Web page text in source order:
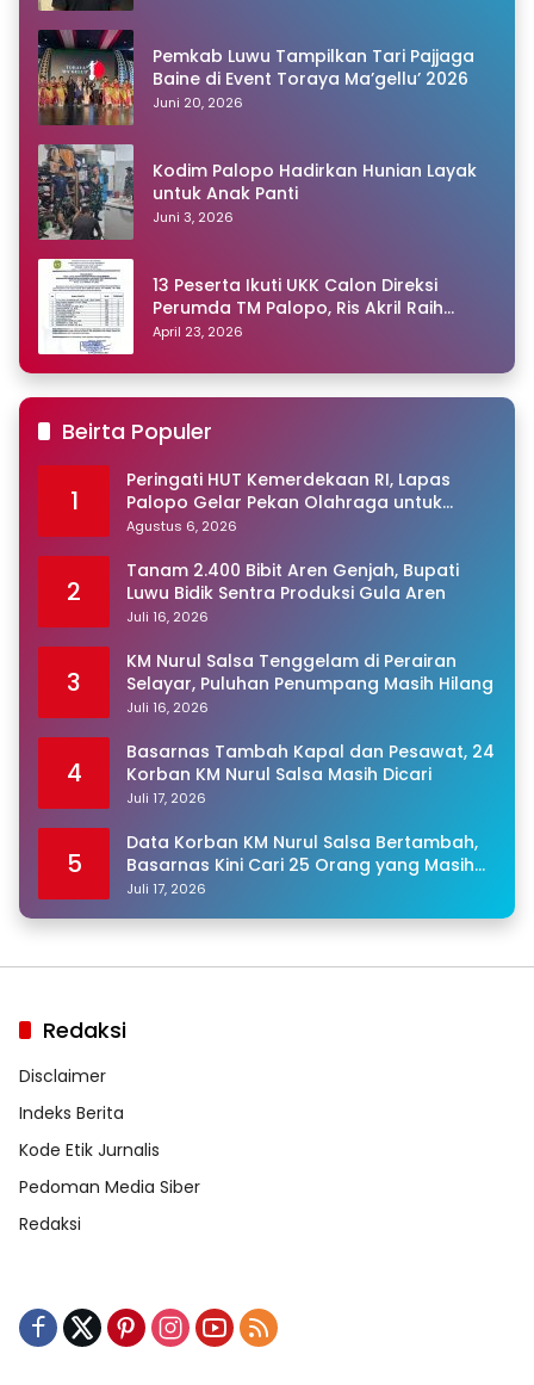
Pemkab Luwu Tampilkan Tari Pajjaga
Baine di Event Toraya Ma’gellu’ 2026
Juni 20, 2026
Kodim Palopo Hadirkan Hunian Layak
untuk Anak Panti
Juni 3, 2026
13 Peserta Ikuti UKK Calon Direksi
Perumda TM Palopo, Ris Akril Raih
Peringkat Pertama
April 23, 2026
Beirta Populer
1
Peringati HUT Kemerdekaan RI, Lapas
Palopo Gelar Pekan Olahraga untuk
Warga Binaan
Agustus 6, 2026
2
Tanam 2.400 Bibit Aren Genjah, Bupati
Luwu Bidik Sentra Produksi Gula Aren
Juli 16, 2026
3
KM Nurul Salsa Tenggelam di Perairan
Selayar, Puluhan Penumpang Masih Hilang
Juli 16, 2026
4
Basarnas Tambah Kapal dan Pesawat, 24
Korban KM Nurul Salsa Masih Dicari
Juli 17, 2026
5
Data Korban KM Nurul Salsa Bertambah,
Basarnas Kini Cari 25 Orang yang Masih
Hilang
Juli 17, 2026
Redaksi
Disclaimer
Indeks Berita
Kode Etik Jurnalis
Pedoman Media Siber
Redaksi